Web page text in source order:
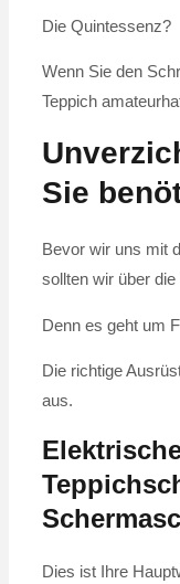
Die Quintessenz?
Wenn Sie den
Teppich
Sie
Bevor wir uns mit
sollten wir über
Denn es geht um
Die richtige
aus.
Dies ist Ihre